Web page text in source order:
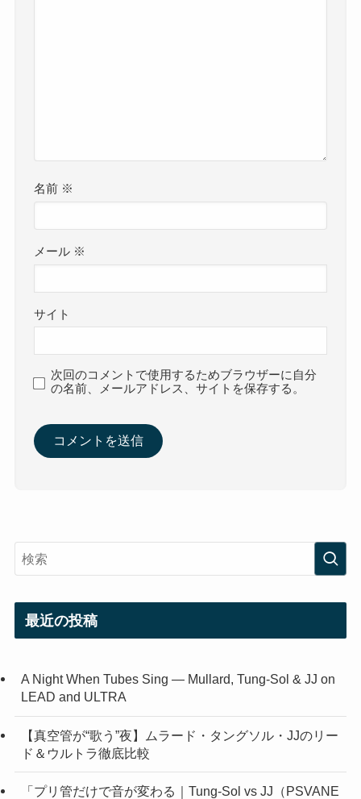
名前 ※
メール ※
サイト
次回のコメントで使用するためブラウザーに自分
の名前、メールアドレス、サイトを保存する。
最近の投稿
A Night When Tubes Sing — Mullard, Tung-Sol & JJ on
LEAD and ULTRA
【真空管が“歌う”夜】ムラード・タングソル・JJのリー
ド＆ウルトラ徹底比較
「プリ管だけで音が変わる｜Tung-Sol vs JJ（PSVANE